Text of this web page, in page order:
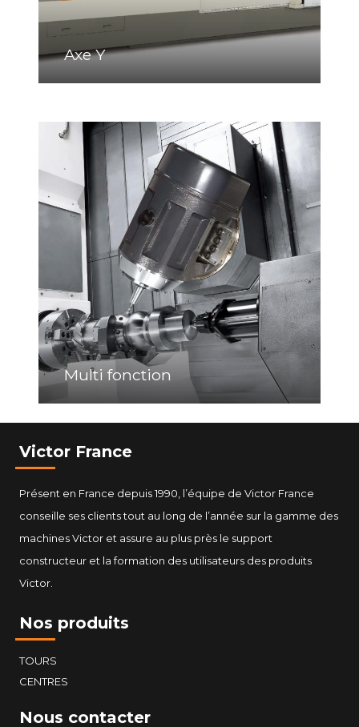
Axe Y
Multi fonction
Victor France
Présent en France depuis 1990, l’équipe de Victor France
conseille ses clients tout au long de l’année sur la gamme des
machines Victor et assure au plus près le support
constructeur et la formation des utilisateurs des produits
Victor.
Nos produits
TOURS
CENTRES
Nous contacter